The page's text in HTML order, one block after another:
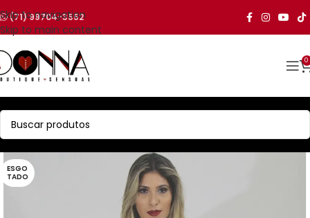
Skip to navigation
Skip to main content
(71) 99704-3552
0
ESGO
TADO